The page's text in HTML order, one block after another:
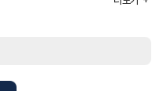
일(1.12일) 및 기타 부득이한
일, 일요일